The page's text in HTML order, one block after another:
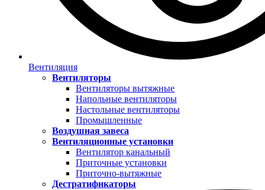
Вентиляция
Вентиляторы
Вентиляторы вытяжные
Напольные вентиляторы
Настольные вентиляторы
Промышленные
Воздушная завеса
Вентиляционные установки
Вентилятор канальный
Приточные установки
Приточно-вытяжные
Дестратификаторы